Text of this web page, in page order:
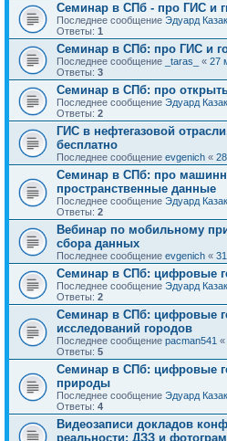
Семинар в СПб - про ГИС и
Последнее сообщение Эдуард
Ответы: 1
Семинар в СПб: про ГИС и
Последнее сообщение _taras_ « 27
Ответы: 3
Семинар в СПб: про
Последнее сообщение Эдуард
Ответы: 2
ГИС в нефтегазовой
бесплатно
Последнее сообщение evgenich «
Семинар в СПб: про
пространственные данные
Последнее сообщение Эдуард
Ответы: 2
Вебинар по мобильному
сбора данных
Последнее сообщение evgenich «
Семинар в СПб: цифровые
Последнее сообщение Эдуард
Ответы: 2
Семинар в СПб: цифровые
исследований городов
Последнее сообщение pacman541 «
Ответы: 5
Семинар в СПб: цифровые
природы
Последнее сообщение Эдуард
Ответы: 4
Видеозаписи докладов
реальности: ДЗЗ и